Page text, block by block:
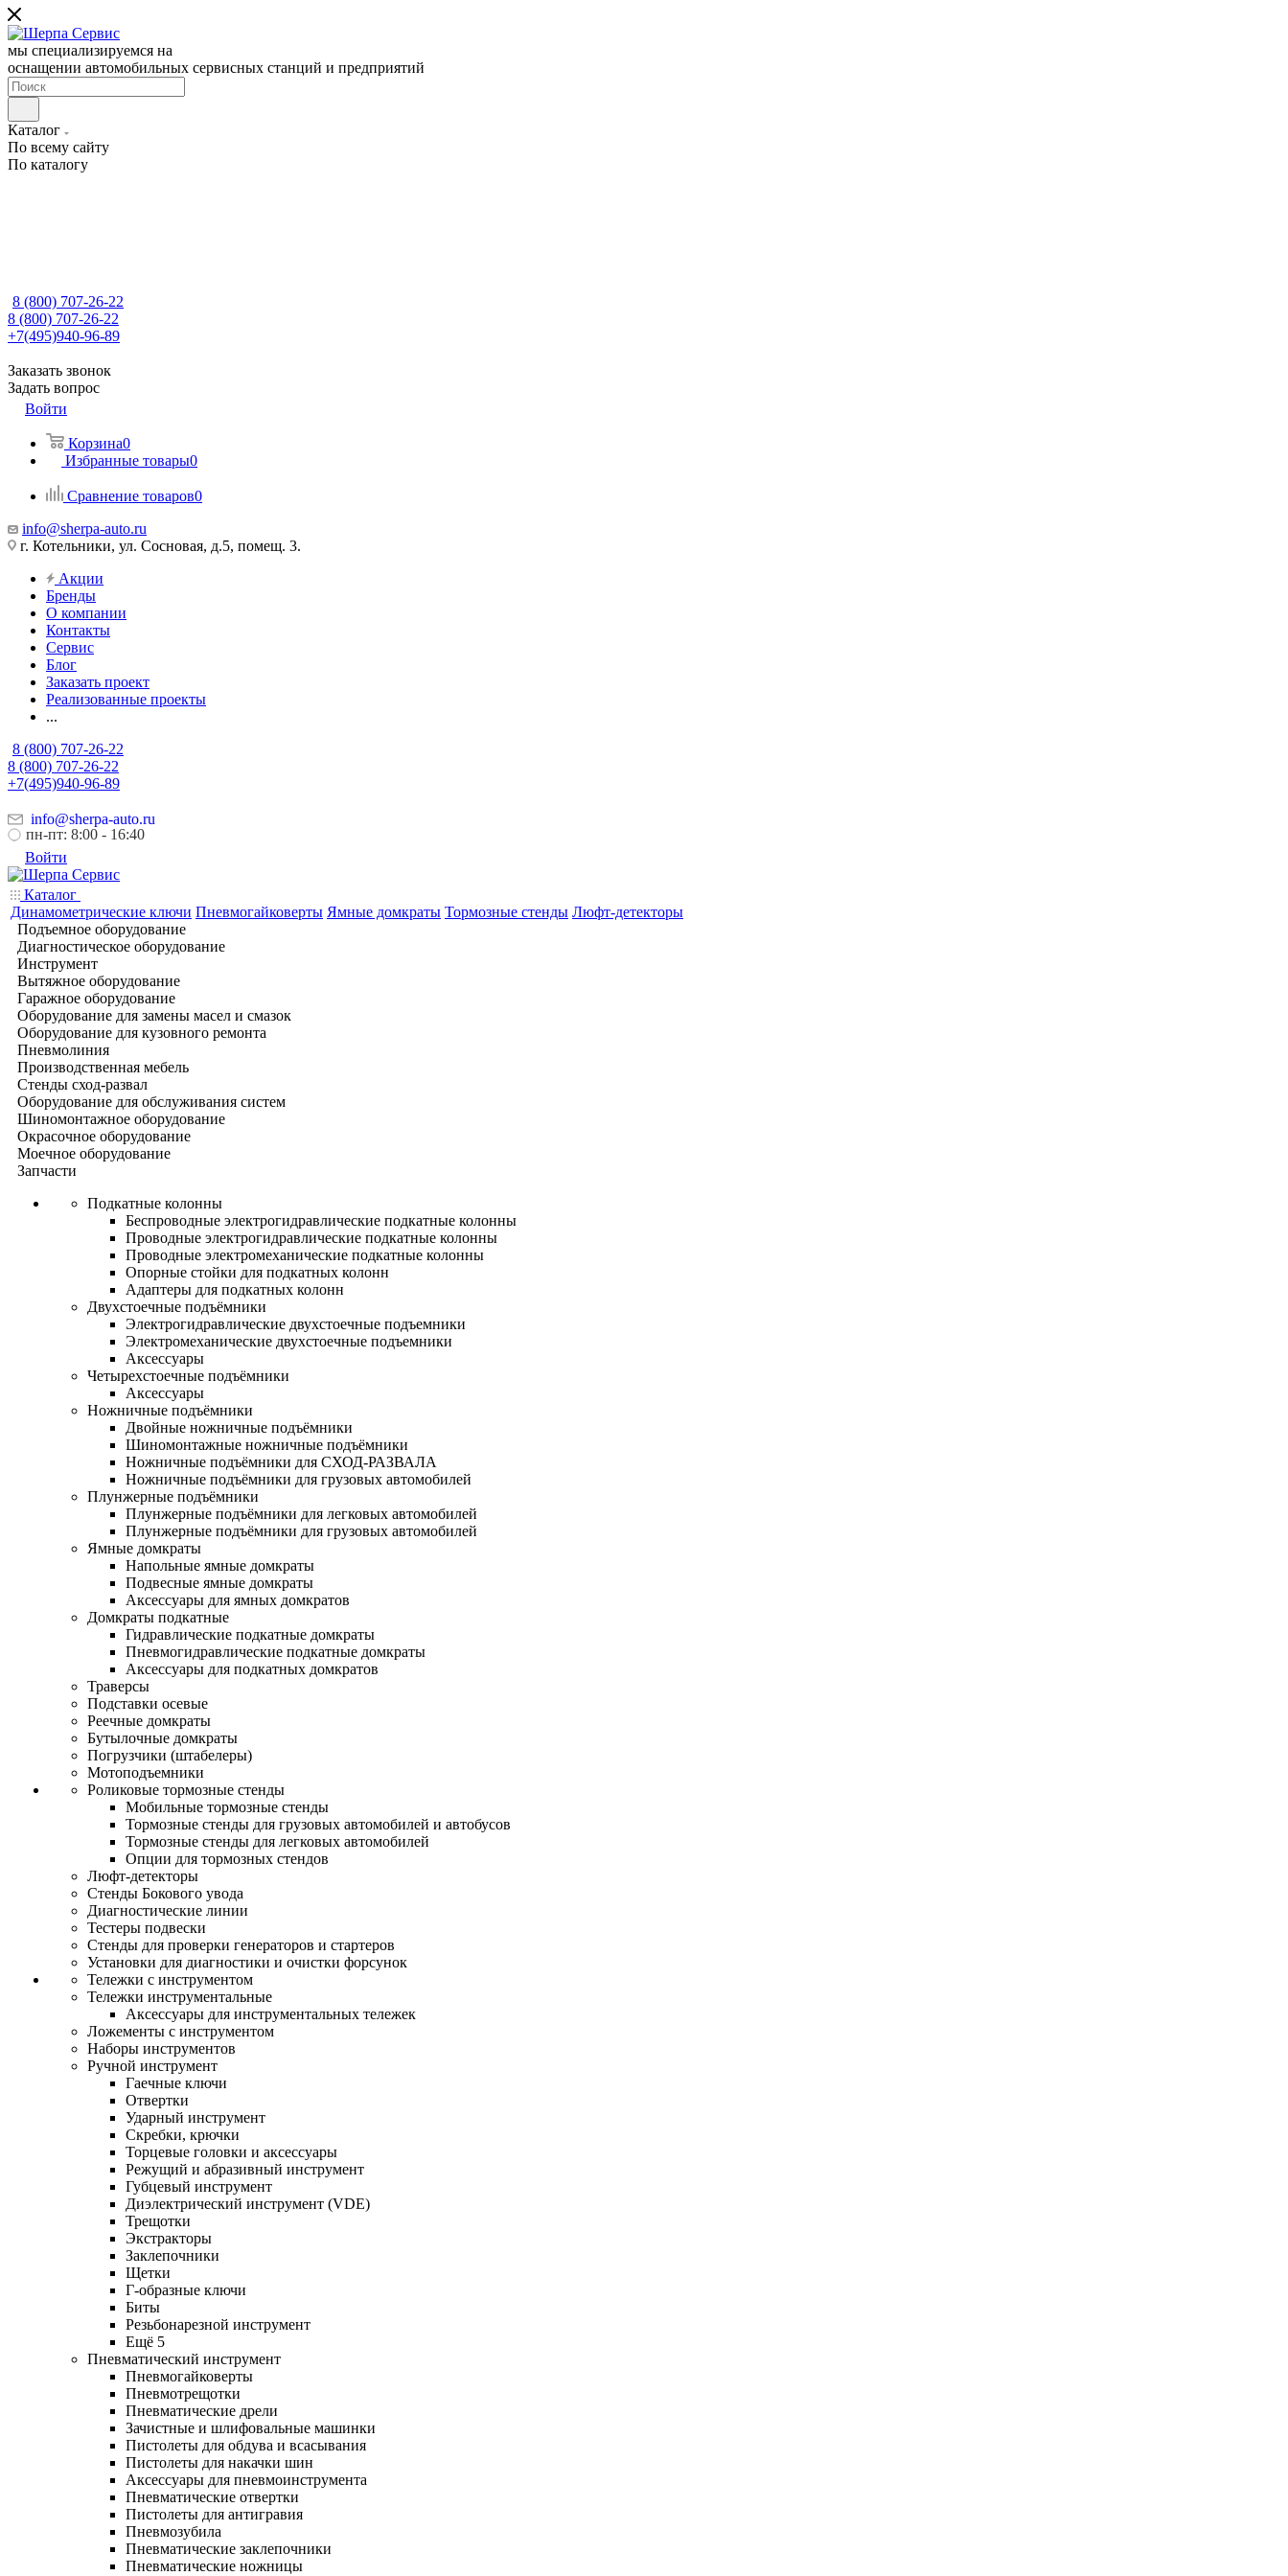
мы специализируемся на
оснащении автомобильных сервисных станций и предприятий
Каталог
По всему сайту
По каталогу
8 (800) 707-26-22
8 (800) 707-26-22
+7(495)940-96-89
Заказать звонок
Задать вопрос
Войти
Корзина0
Избранные товары0
Сравнение товаров0
info@sherpa-auto.ru
г. Котельники, ул. Сосновая, д.5, помещ. 3.
Акции
Бренды
О компании
Контакты
Сервис
Блог
Заказать проект
Реализованные проекты
...
8 (800) 707-26-22
8 (800) 707-26-22
+7(495)940-96-89
info@sherpa-auto.ru
пн-пт: 8:00 - 16:40
Войти
Каталог
Динамометрические ключи Пневмогайковерты Ямные домкраты Тормозные стенды Люфт-детекторы
Подъемное оборудование
Диагностическое оборудование
Инструмент
Вытяжное оборудование
Гаражное оборудование
Оборудование для замены масел и смазок
Оборудование для кузовного ремонта
Пневмолиния
Производственная мебель
Стенды сход-развал
Оборудование для обслуживания систем
Шиномонтажное оборудование
Окрасочное оборудование
Моечное оборудование
Запчасти
Подкатные колонны
Беспроводные электрогидравлические подкатные колонны
Проводные электрогидравлические подкатные колонны
Проводные электромеханические подкатные колонны
Опорные стойки для подкатных колонн
Адаптеры для подкатных колонн
Двухстоечные подъёмники
Электрогидравлические двухстоечные подъемники
Электромеханические двухстоечные подъемники
Аксессуары
Четырехстоечные подъёмники
Аксессуары
Ножничные подъёмники
Двойные ножничные подъёмники
Шиномонтажные ножничные подъёмники
Ножничные подъёмники для СХОД-РАЗВАЛА
Ножничные подъёмники для грузовых автомобилей
Плунжерные подъёмники
Плунжерные подъёмники для легковых автомобилей
Плунжерные подъёмники для грузовых автомобилей
Ямные домкраты
Напольные ямные домкраты
Подвесные ямные домкраты
Аксессуары для ямных домкратов
Домкраты подкатные
Гидравлические подкатные домкраты
Пневмогидравлические подкатные домкраты
Аксессуары для подкатных домкратов
Траверсы
Подставки осевые
Реечные домкраты
Бутылочные домкраты
Погрузчики (штабелеры)
Мотоподъемники
Роликовые тормозные стенды
Мобильные тормозные стенды
Тормозные стенды для грузовых автомобилей и автобусов
Тормозные стенды для легковых автомобилей
Опции для тормозных стендов
Люфт-детекторы
Стенды Бокового увода
Диагностические линии
Тестеры подвески
Стенды для проверки генераторов и стартеров
Установки для диагностики и очистки форсунок
Тележки с инструментом
Тележки инструментальные
Аксессуары для инструментальных тележек
Ложементы с инструментом
Наборы инструментов
Ручной инструмент
Гаечные ключи
Отвертки
Ударный инструмент
Скребки, крючки
Торцевые головки и аксессуары
Режущий и абразивный инструмент
Губцевый инструмент
Диэлектрический инструмент (VDE)
Трещотки
Экстракторы
Заклепочники
Щетки
Г-образные ключи
Биты
Резьбонарезной инструмент
Ещё 5
Пневматический инструмент
Пневмогайковерты
Пневмотрещотки
Пневматические дрели
Зачистные и шлифовальные машинки
Пистолеты для обдува и всасывания
Пистолеты для накачки шин
Аксессуары для пневмоинструмента
Пневматические отвертки
Пистолеты для антигравия
Пневмозубила
Пневматические заклепочники
Пневматические ножницы